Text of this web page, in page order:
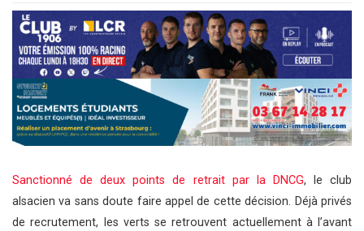
Sanctionné de deux points de retrait par la DNCG, le club
alsacien va sans doute faire appel de cette décision. Déjà privés
de recrutement, les verts se retrouvent actuellement à l’avant